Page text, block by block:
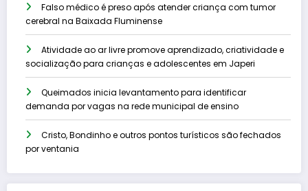
Falso médico é preso após atender criança com tumor
cerebral na Baixada Fluminense
Atividade ao ar livre promove aprendizado, criatividade e
socialização para crianças e adolescentes em Japeri
Queimados inicia levantamento para identificar
demanda por vagas na rede municipal de ensino
Cristo, Bondinho e outros pontos turísticos são fechados
por ventania